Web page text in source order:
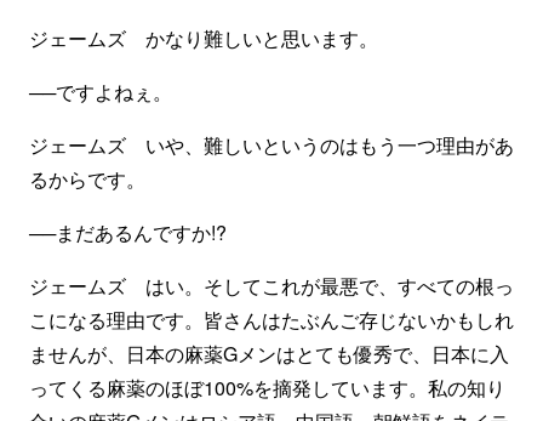
ジェームズ かなり難しいと思います。
──ですよねぇ。
ジェームズ いや、難しいというのはもう一つ理由があ
るからです。
──まだあるんですか!?
ジェームズ はい。そしてこれが最悪で、すべての根っ
こになる理由です。皆さんはたぶんご存じないかもしれ
ませんが、日本の麻薬Gメンはとても優秀で、日本に入
ってくる麻薬のほぼ100%を摘発しています。私の知り